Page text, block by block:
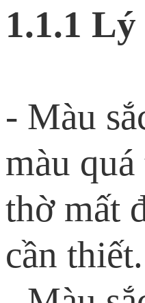
1.1.1
- Màu
màu
thờ mất
cần thiết.